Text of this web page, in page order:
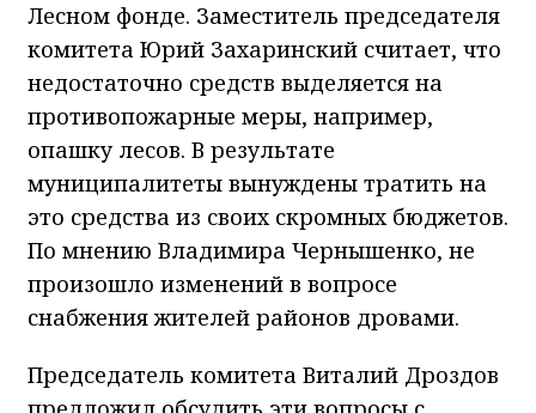
Лесном фонде. Заместитель председателя
комитета Юрий Захаринский считает, что
недостаточно средств выделяется на
противопожарные меры, например,
опашку лесов. В результате
муниципалитеты вынуждены тратить на
это средства из своих скромных бюджетов.
По мнению Владимира Чернышенко, не
произошло изменений в вопросе
снабжения жителей районов дровами.
Председатель комитета Виталий Дроздов